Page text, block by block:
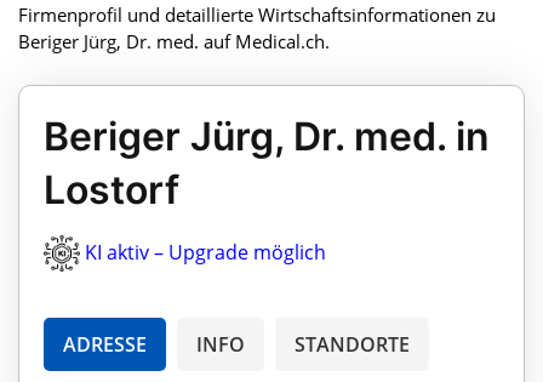
Firmenprofil und detaillierte Wirtschaftsinformationen zu
Beriger Jürg, Dr. med. auf Medical.ch.
Beriger Jürg, Dr. med. in
Lostorf
KI aktiv – Upgrade möglich
ADRESSE INFO STANDORTE